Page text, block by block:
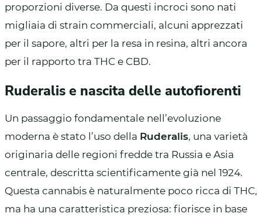
proporzioni diverse. Da questi incroci sono nati
migliaia di strain commerciali, alcuni apprezzati
per il sapore, altri per la resa in resina, altri ancora
per il rapporto tra THC e CBD.
Ruderalis e nascita delle autofiorenti
Un passaggio fondamentale nell’evoluzione
moderna è stato l’uso della Ruderalis, una varietà
originaria delle regioni fredde tra Russia e Asia
centrale, descritta scientificamente già nel 1924.
Questa cannabis è naturalmente poco ricca di THC,
ma ha una caratteristica preziosa: fiorisce in base